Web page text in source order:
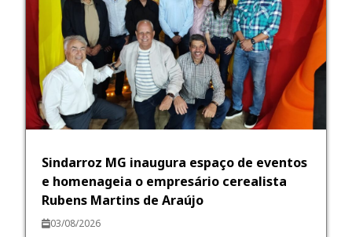
Sindarroz MG inaugura espaço de eventos
e homenageia o empresário cerealista
Rubens Martins de Araújo
03/08/2026